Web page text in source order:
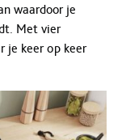
waardoor je
Met vier
je keer op keer